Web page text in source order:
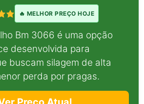
🔥 MELHOR PREÇO HOJE
Bm 3066 é uma opção
desenvolvida para
buscam silagem de alta
perda por pragas.